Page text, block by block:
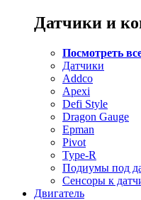
Датчики и
Посмотреть
Датчики
Addco
Apexi
Defi Style
Dragon Gauge
Epman
Pivot
Type-R
Подиумы под
Сенсоры к
Двигатель